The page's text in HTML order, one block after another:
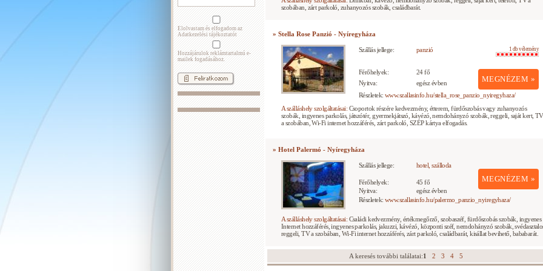
Elolvastam és elfogadom az
Adatkezelési tájékoztatót
Hozzájárulok reklámtartalmú e-
mailek fogadásához.
szobában, zárt parkoló, zuhanyozós szobák, családbarát.
» Stella Rose Panzió - Nyíregyháza
Szállás jellege: panzió 1 db vélemény
MEGNÉZEM »
Férőhelyek:
24 fő
Nyitva:
egész évben
Részletek: www.szallasinfo.hu/stella_rose_panzio_nyiregyhaza/
A szálláshely szolgáltatásai: Csoportok részére kedvezmény, étterem, fürdőszobás vagy zuhanyozós
szobák, ingyenes parkolás, játszótér, gyermekjátszó, kávézó, nemdohányzó szobák, reggeli, saját kert, TV
a szobában, Wi-Fi internet hozzáférés, zárt parkoló, SZÉP kártya elfogadás.
» Hotel Palermó - Nyíregyháza
Szállás jellege: hotel, szálloda
MEGNÉZEM »
Férőhelyek:
45 fő
Nyitva:
egész évben
Részletek: www.szallasinfo.hu/palermo_panzio_nyiregyhaza/
A szálláshely szolgáltatásai: Családi kedvezmény, értékmegőrző, szobaszéf, fürdőszobás szobák, ingyenes
Internet hozzáférés, ingyenes parkolás, jakuzzi, kávézó, központi széf, nemdohányzó szobák,
reggeli, TV a szobában, Wi-Fi internet hozzáférés, zárt parkoló, családbarát, kisállat bevihető, bababarát.
A keresés további találatai:1 2 3 4 5